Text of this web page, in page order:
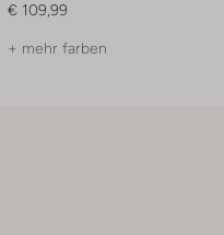
€ 109,99
+ mehr farben